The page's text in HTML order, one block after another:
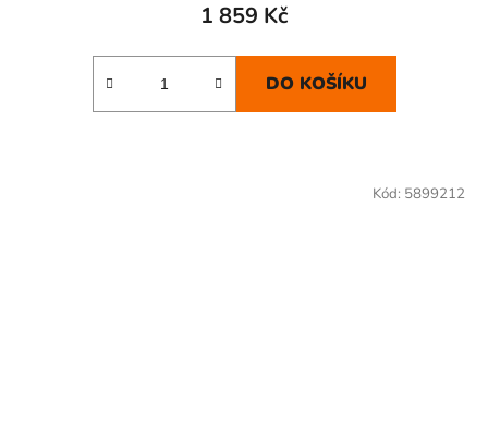
1 859 Kč
DO KOŠÍKU
Kód: 5899212